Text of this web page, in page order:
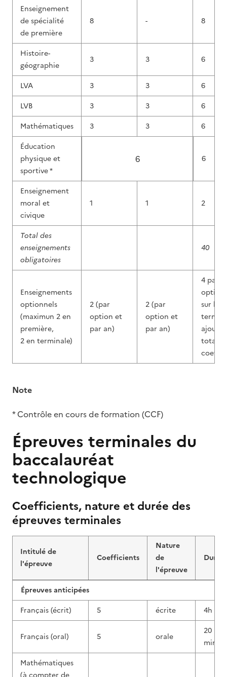
Enseignement
de spécialité
de première
8 - 8
Histoire-
géographie
3 3 6
LVA 3 3
6
LVB
3 3
6
Mathématiques
3 3
6
Éducation
physique et
sportive *
6 6
Enseignement
moral et
civique
1 1 2
Total des
enseignements
obligatoires
40
Enseignements
optionnels
(maximun 2 en
première,
2 en terminale)
2 (par
option et
par an)
2 (par
option et
par an)
4 par
sur le
total
Note
* Contrôle en cours de formation (CCF)
Épreuves terminales du
baccalauréat
technologique
Coefficients, nature et durée des
épreuves terminales
Intitulé de
l'épreuve
Coefficients
Nature
de
l'épreuve
Durée
Épreuves anticipées
Français (écrit)
5 écrite 4h
Français (oral) 5 orale
20
min
Mathématiques